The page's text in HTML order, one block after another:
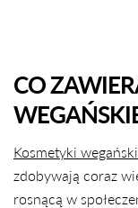
CO
Kosmetyki
zdobywają coraz
rosnącą w